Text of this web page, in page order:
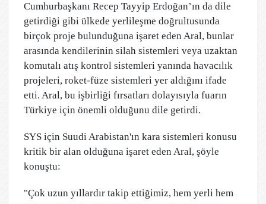
Cumhurbaşkanı Recep Tayyip Erdoğan’ın da dile
getirdiği gibi ülkede yerlileşme doğrultusunda
birçok proje bulunduğuna işaret eden Aral, bunlar
arasında kendilerinin silah sistemleri veya uzaktan
komutalı atış kontrol sistemleri yanında havacılık
projeleri, roket-füze sistemleri yer aldığını ifade
etti. Aral, bu işbirliği fırsatları dolayısıyla fuarın
Türkiye için önemli olduğunu dile getirdi.
SYS için Suudi Arabistan'ın kara sistemleri konusu
kritik bir alan olduğuna işaret eden Aral, şöyle
konuştu:
"Çok uzun yıllardır takip ettiğimiz, hem yerli hem